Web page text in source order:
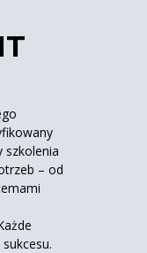
szkolenia
– od